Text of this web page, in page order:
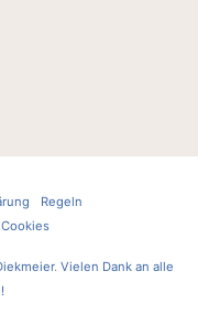
Regeln
. Vielen Dank an alle